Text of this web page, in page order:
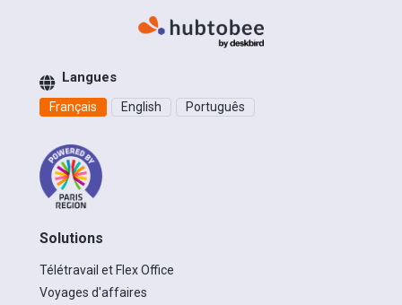
Langues
Français English Português
Solutions
Télétravail et Flex Office
Voyages d'affaires